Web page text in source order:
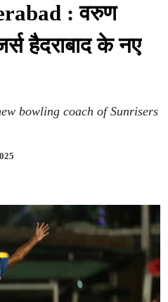
: वरुण
हैदराबाद के नए
bowling coach of Sunrisers